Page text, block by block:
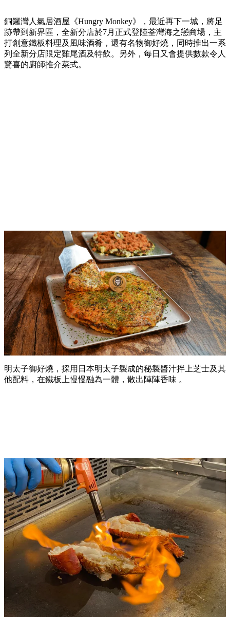
銅鑼灣人氣居酒屋《Hungry Monkey》，最近再下一城，將足
跡帶到新界區，全新分店於7月正式登陸荃灣海之戀商場，主
打創意鐵板料理及風味酒肴，還有名物御好燒，同時推出一系
列全新分店限定雞尾酒及特飲。另外，每日又會提供數款令人
驚喜的廚師推介菜式。
明太子御好燒，採用日本明太子製成的秘製醬汁拌上芝士及其
他配料，在鐵板上慢慢融為一體，散出陣陣香味 。